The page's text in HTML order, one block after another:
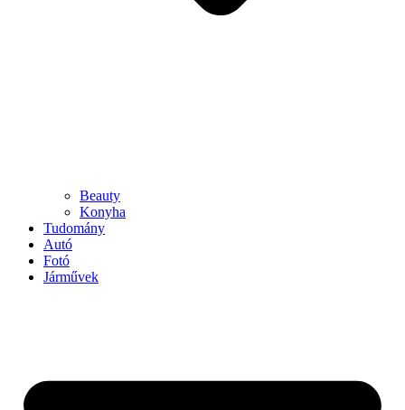
Beauty
Konyha
Tudomány
Autó
Fotó
Járművek